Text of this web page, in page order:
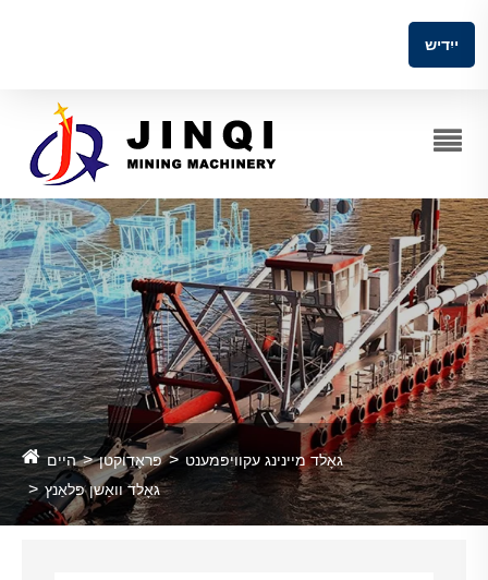
ייִדיש
היים פּראָדוקטן
גאָלד מיינינג עקוויפּמענט
גאָלד וואַשן פּלאַנץ